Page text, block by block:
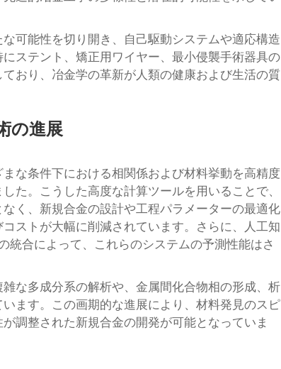
可能性を切り開き、自己駆動システムや適応構造
ステント、矯正用ワイヤー、最小侵襲手術器具の
おり、冶金学の革新が人類の健康および生活の質
の進展
な条件下における相関係および材料挙動を高精度
た。こうした高度な計算ツールを用いることで、
く、新規合金の設計や工程パラメーターの最適化
ストが大幅に削減されています。さらに、人工知
合によって、これらのシステムの予測性能はさ
な多成分系の解析や、金属間化合物相の形成、析
ます。この画期的な進展により、材料発見のスピ
調整された新規合金の開発が可能となっていま